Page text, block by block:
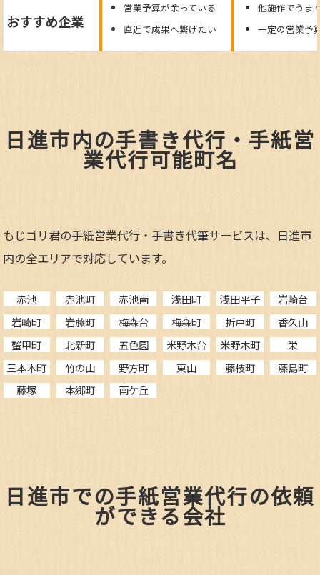
おすすめ企業
営業予算が余っている
直近で成果へ繋げたい
他施作でうま
一定の営業予
日進市内の手書き代行・手紙営
業代行可能町名
もじゴリ君の手紙営業代行・手書き代筆サービスは、日進市
内の全エリアで対応しています。
赤池 赤池町 赤池南 浅田町 浅田平子
岩崎台
岩崎町
岩藤町 梅森台 梅森町 折戸町
香久山
蟹甲町
北新町 五色園 米野木台 米野木町
栄
三本木町
竹の山 野方町 東山 藤枝町
藤島町
藤塚
本郷町 南ケ丘
日進市での手紙営業代行の依頼
ができる会社